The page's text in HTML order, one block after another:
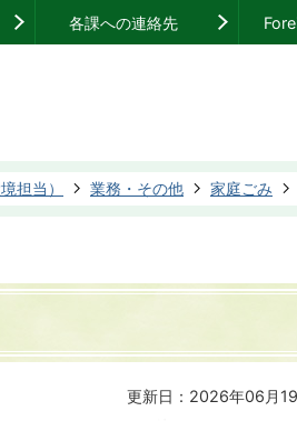
各課への連絡先
担当） 業務・その他 家庭ごみ
更新日：2026年06月